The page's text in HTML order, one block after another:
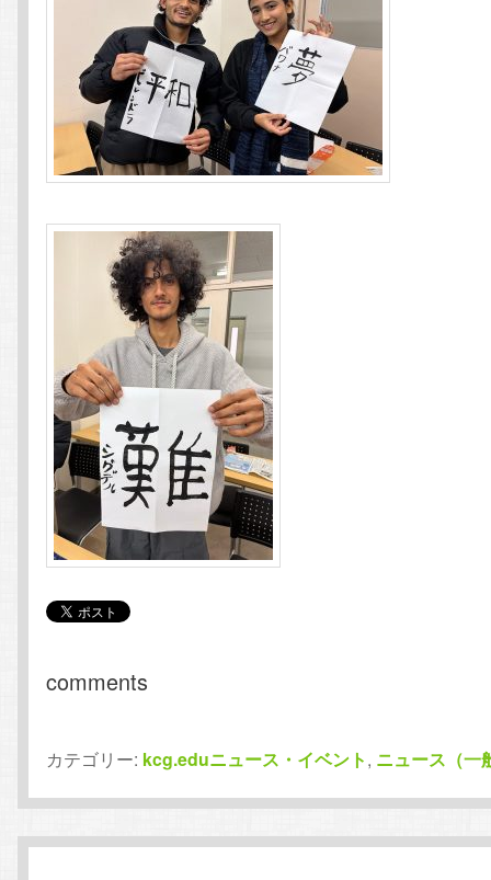
comments
カテゴリー: kcg.eduニュース・イベント, ニュース（一